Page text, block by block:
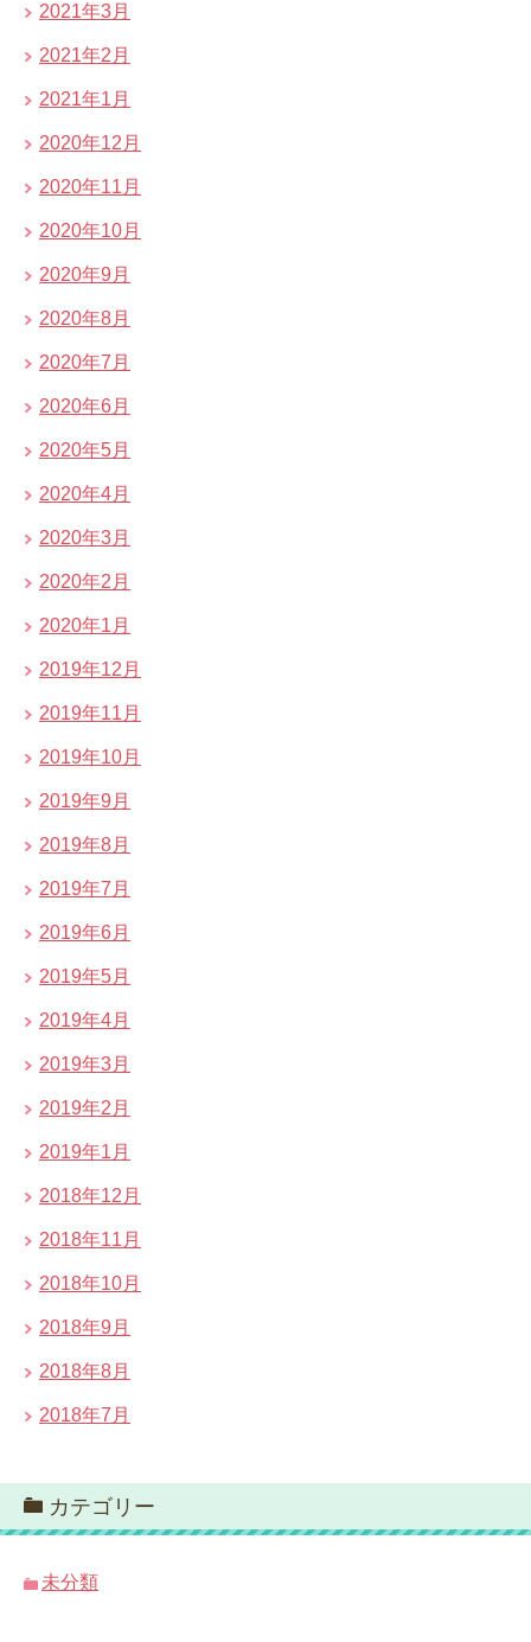
2021年3月
2021年2月
2021年1月
2020年12月
2020年11月
2020年10月
2020年9月
2020年8月
2020年7月
2020年6月
2020年5月
2020年4月
2020年3月
2020年2月
2020年1月
2019年12月
2019年11月
2019年10月
2019年9月
2019年8月
2019年7月
2019年6月
2019年5月
2019年4月
2019年3月
2019年2月
2019年1月
2018年12月
2018年11月
2018年10月
2018年9月
2018年8月
2018年7月
カテゴリー
未分類